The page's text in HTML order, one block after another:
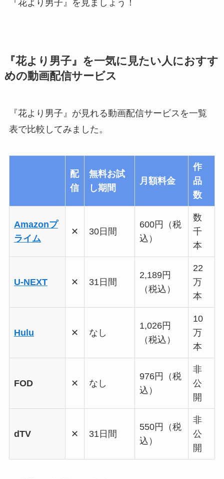
『花より男子』を見ましょう！
『花より男子』を一気に見たい人におすす
めの動画配信サービス
『花より男子』が見れる動画配信サービスを一覧
表で比較してみました。
配
信
無料お試
し期間
月額料金
作
品
数
Amazonプ
ライム
✕ 30日間
600円（税
込）
数
千
本
U-NEXT ✕ 31日間
2,189円
（税込）
22
万
本
Hulu ✕ なし
1,026円
（税込）
10
万
本
FOD ✕ なし
976円（税
込）
非
公
開
dTV ✕ 31日間
550円（税
込）
非
公
開